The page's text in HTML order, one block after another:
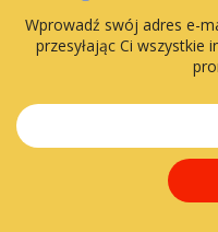
Wprowadź swój adres e-
przesyłając Ci wszystkie